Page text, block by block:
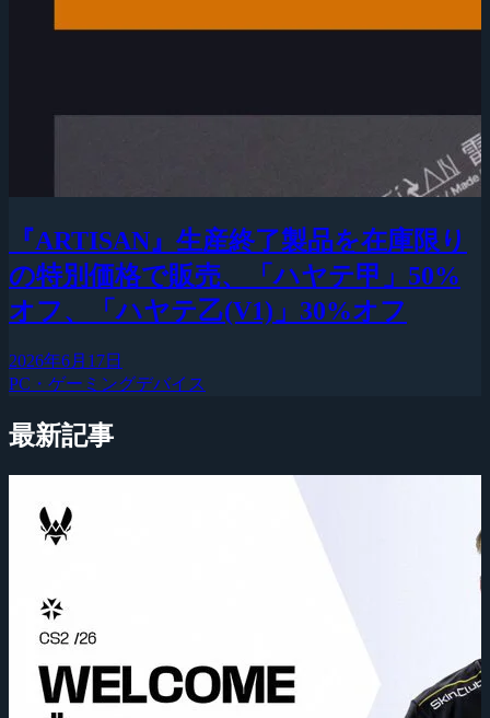
『ARTISAN』生産終了製品を在庫限り
の特別価格で販売、「ハヤテ甲」50%
オフ、「ハヤテ乙(V1)」30%オフ
2026年6月17日
PC・ゲーミングデバイス
最新記事